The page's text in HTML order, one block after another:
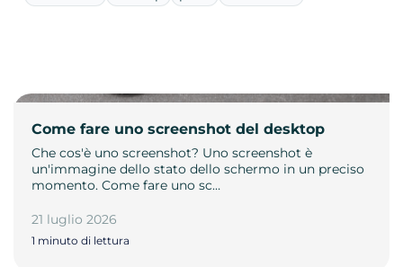
Come fare uno screenshot del desktop
Che cos'è uno screenshot? Uno screenshot è
un'immagine dello stato dello schermo in un preciso
momento. Come fare uno sc…
21 luglio 2026
1 minuto di lettura